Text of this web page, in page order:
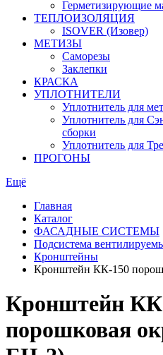
Герметизирующие
ТЕПЛОИЗОЛЯЦИЯ
ISOVER (Изовер)
МЕТИЗЫ
Саморезы
Заклепки
КРАСКА
УПЛОТНИТЕЛИ
Уплотнитель для
Уплотнитель для
сборки
Уплотнитель для
ПРОГОНЫ
Ещё
Главная
Каталог
ФАСАДНЫЕ СИСТЕМЫ
Подсистема
Кронштейны
Кронштейн КК-150
Кронштейн
порошковая